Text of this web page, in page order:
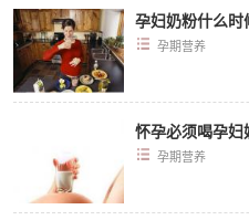
孕妇奶粉什么时
孕期营养
怀孕必须喝孕妇
孕期营养